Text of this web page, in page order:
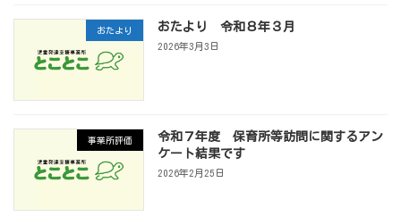
おたより おたより 令和８年３月
2026年3月3日
事業所評価
令和７年度 保育所等訪問に関するアン
ケート結果です
2026年2月25日